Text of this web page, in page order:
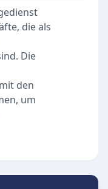
die als
Die
den
um